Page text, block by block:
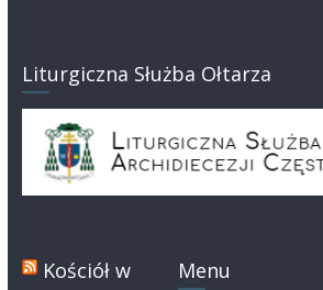
Liturgiczna Służba Ołtarza
Kościół w
Menu